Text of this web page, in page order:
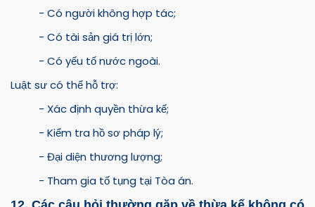
- Có người không hợp tác;
- Có tài sản giá trị lớn;
- Có yếu tố nước ngoài.
Luật sư có thể hỗ trợ:
- Xác định quyền thừa kế;
- Kiểm tra hồ sơ pháp lý;
- Đại diện thương lượng;
- Tham gia tố tụng tại Tòa án.